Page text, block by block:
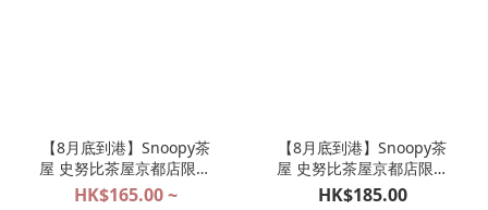
【8月底到港】Snoopy茶
屋 史努比茶屋京都店限定
提花織物系列袋款代購
HK$165.00 ~
【8月底到港】Snoopy茶
屋 史努比茶屋京都店限定
JETSTREAM 多色原子筆一
HK$185.00